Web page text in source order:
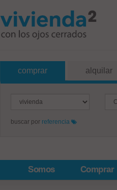
comprar alquilar
buscar por referencia
Somos Comprar